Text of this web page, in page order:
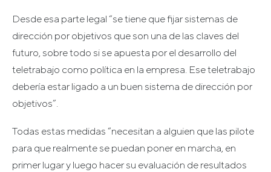
Desde esa parte legal “se tiene que fijar sistemas de
dirección por objetivos que son una de las claves del
futuro, sobre todo si se apuesta por el desarrollo del
teletrabajo como política en la empresa. Ese teletrabajo
debería estar ligado a un buen sistema de dirección por
objetivos”.
Todas estas medidas “necesitan a alguien que las pilote
para que realmente se puedan poner en marcha, en
primer lugar y luego hacer su evaluación de resultados